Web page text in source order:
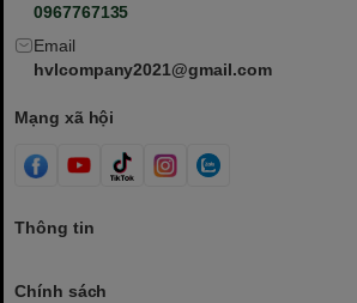
0967767135
Email
hvlcompany2021@gmail.com
Mạng xã hội
Thông tin
Chính sách